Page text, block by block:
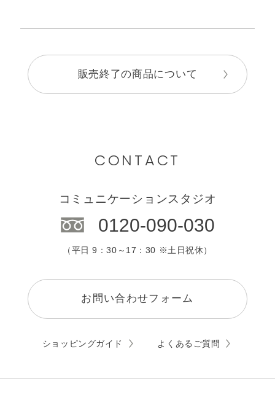
販売終了の商品について
CONTACT
コミュニケーションスタジオ
0120-090-030
（平日 9：30～17：30 ※土日祝休）
お問い合わせフォーム
ショッピングガイド よくあるご質問